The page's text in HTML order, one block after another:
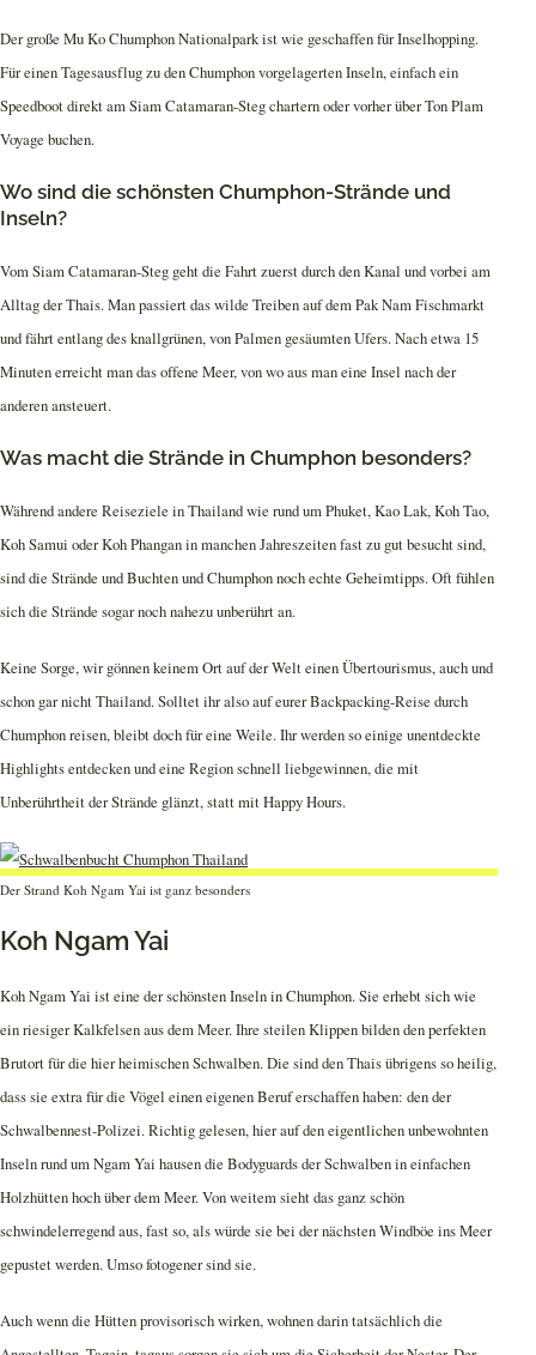
Der große Mu Ko Chumphon Nationalpark ist wie geschaffen für Inselhopping.
Für einen Tagesausflug zu den Chumphon vorgelagerten Inseln, einfach ein
Speedboot direkt am Siam Catamaran-Steg chartern oder vorher über Ton Plam
Voyage buchen.
Wo sind die schönsten Chumphon-Strände und
Inseln?
Vom Siam Catamaran-Steg geht die Fahrt zuerst durch den Kanal und vorbei am
Alltag der Thais. Man passiert das wilde Treiben auf dem Pak Nam Fischmarkt
und fährt entlang des knallgrünen, von Palmen gesäumten Ufers. Nach etwa 15
Minuten erreicht man das offene Meer, von wo aus man eine Insel nach der
anderen ansteuert.
Was macht die Strände in Chumphon besonders?
Während andere Reiseziele in Thailand wie rund um Phuket, Kao Lak, Koh Tao,
Koh Samui oder Koh Phangan in manchen Jahreszeiten fast zu gut besucht sind,
sind die Strände und Buchten und Chumphon noch echte Geheimtipps. Oft fühlen
sich die Strände sogar noch nahezu unberührt an.
Keine Sorge, wir gönnen keinem Ort auf der Welt einen Übertourismus, auch und
schon gar nicht Thailand. Solltet ihr also auf eurer Backpacking-Reise durch
Chumphon reisen, bleibt doch für eine Weile. Ihr werden so einige unentdeckte
Highlights entdecken und eine Region schnell liebgewinnen, die mit
Unberührtheit der Strände glänzt, statt mit Happy Hours.
Der Strand Koh Ngam Yai ist ganz besonders
Koh Ngam Yai
Koh Ngam Yai ist eine der schönsten Inseln in Chumphon. Sie erhebt sich wie
ein riesiger Kalkfelsen aus dem Meer. Ihre steilen Klippen bilden den perfekten
Brutort für die hier heimischen Schwalben. Die sind den Thais übrigens so heilig,
dass sie extra für die Vögel einen eigenen Beruf erschaffen haben: den der
Schwalbennest-Polizei. Richtig gelesen, hier auf den eigentlichen unbewohnten
Inseln rund um Ngam Yai hausen die Bodyguards der Schwalben in einfachen
Holzhütten hoch über dem Meer. Von weitem sieht das ganz schön
schwindelerregend aus, fast so, als würde sie bei der nächsten Windböe ins Meer
gepustet werden. Umso fotogener sind sie.
Auch wenn die Hütten provisorisch wirken, wohnen darin tatsächlich die